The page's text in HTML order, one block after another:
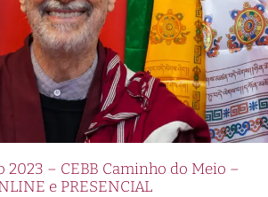
2023 – CEBB Caminho do Meio –
e PRESENCIAL